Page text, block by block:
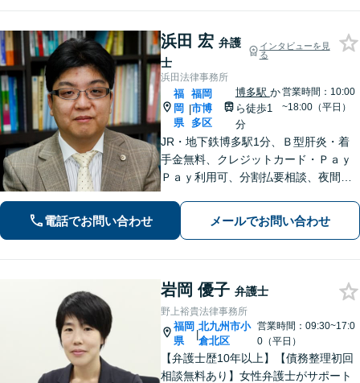
浜田 宏 弁護
士
インタビューを見
る
浜田法律事務所
福
岡
県
|
福岡
市博
多区
博多駅 か
ら徒歩1
分
営業時間：10:00
~18:00（平日）
JR・地下鉄博多駅1分、Ｂ型肝炎・着
手金無料、クレジットカード・Ｐａｙ
Ｐａｙ利用可、分割払要相談、夜間・
1年。インターネット問題、医療、離
婚、相続、後見、交通事故、借金、労
電話でお問い合わせ メールでお問い合わせ
岩岡 優子 弁護士
野上裕貴法律事務所
福岡
県
|
北九州市小
倉北区
営業時間：09:30~17:0
0（平日）
【弁護士歴10年以上】【債務整理初回
相談無料あり】女性弁護士がサポート